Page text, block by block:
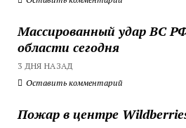
Массированный удар ВС
области сегодня
3 ДНЯ НАЗАД
Оставить комментарий
Пожар в центре